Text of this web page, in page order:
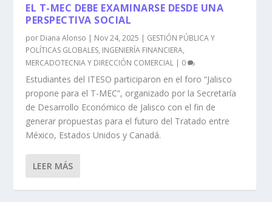
EL T-MEC DEBE EXAMINARSE DESDE UNA
PERSPECTIVA SOCIAL
por Diana Alonso | Nov 24, 2025 | GESTIÓN PÚBLICA Y
POLÍTICAS GLOBALES, INGENIERÍA FINANCIERA,
MERCADOTECNIA Y DIRECCIÓN COMERCIAL | 0
Estudiantes del ITESO participaron en el foro “Jalisco
propone para el T-MEC”, organizado por la Secretaría
de Desarrollo Económico de Jalisco con el fin de
generar propuestas para el futuro del Tratado entre
México, Estados Unidos y Canadá.
LEER MÁS